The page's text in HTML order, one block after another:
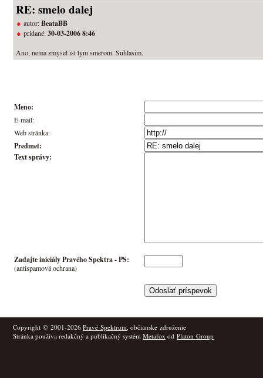
RE: smelo dalej
autor:BeataBB
pridané:30-03-2006 8:46
Ano, nema zmysel ist tym smerom. Suhlasim.
Meno:
E-mail:
Web stránka:
Predmet:
Text správy:
Zadajte iniciály Pravého Spektra -PS:
(antispamová ochrana)
Copyright © 2001-2026 Pravé Spektrum, občianske združenie
Stránka používa redakčný a publikačný systém Metafox od Platon Group